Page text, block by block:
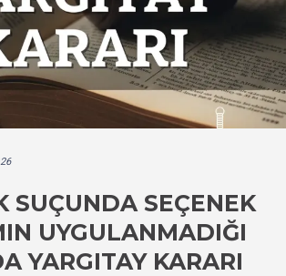
SUÇUNDA SEÇENEK
UYGULANMADIĞI
YARGITAY KARARI